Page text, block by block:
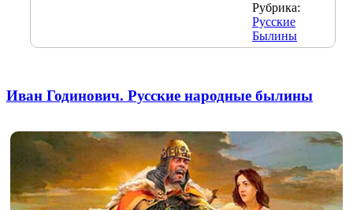
Рубрика:
Русские
Былины
Иван Годинович. Русские народные былины